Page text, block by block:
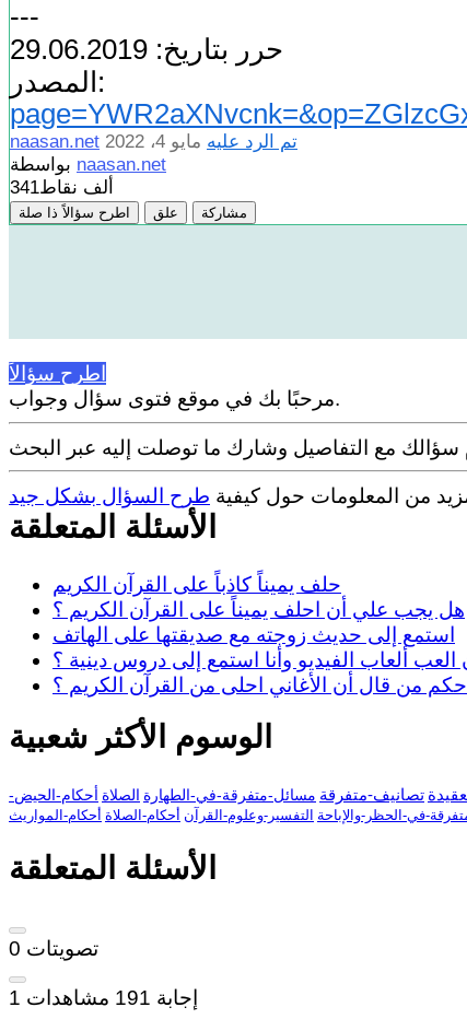
---
حرر بتاريخ: 29.06.2019
naasan.net تم الرد عليه مايو 4، 2022
naasan.net
341ألف نقاط
اطرح سؤالاً ذا صلة علق مشاركة
اطرح سؤالاً
مرحبًا بك في موقع فتوى سؤال وجواب.
من المعلومات حول كيفية طرح السؤال بشكل جيد
الأسئلة المتعلقة
حلف يميناً كاذباً على القرآن الكريم
هل يجب علي أن احلف يميناً على القرآن الكريم ؟
استمع إلى حديث زوجته مع صديقتها على الهاتف
ألعاب الفيديو وأنا استمع إلى دروس دينية ؟
من قال أن الأغاني احلى من القرآن الكريم ؟
الوسوم الأكثر شعبية
تصانيف-متفرقة مسائل-متفرقة-في-الطهارة الصلاة أحكام-الحيض-
في-الحظر-والإباحة التفسير-وعلوم-القرآن أحكام-الصلاة أحكام-المواريث
الأسئلة المتعلقة
0 تصويتات
1 إجابة 191 مشاهدات